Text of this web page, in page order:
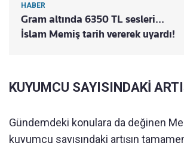
HABER
Gram altında 6350 TL sesleri...
İslam Memiş tarih vererek uyardı!
KUYUMCU SAYISINDAKİ
Gündemdeki konulara da değinen
kuyumcu sayısındaki artışın